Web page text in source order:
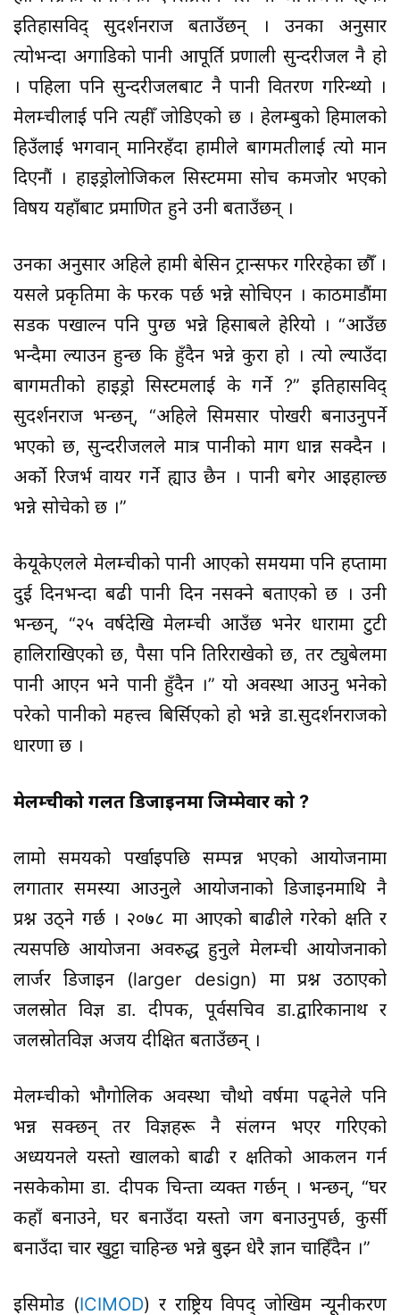
इतिहासविद् सुदर्शनराज बताउँछन् । उनका अनुसार
त्योभन्दा अगाडिको पानी आपूर्ति प्रणाली सुन्दरीजल नै हो
। पहिला पनि सुन्दरीजलबाट नै पानी वितरण गरिन्थ्यो ।
मेलम्चीलाई पनि त्यहीँ जोडिएको छ । हेलम्बुको हिमालको
हिउँलाई भगवान् मानिरहँदा हामीले बागमतीलाई त्यो मान
दिएनौं । हाइड्रोलोजिकल सिस्टममा सोच कमजोर भएको
विषय यहाँबाट प्रमाणित हुने उनी बताउँछन् ।
उनका अनुसार अहिले हामी बेसिन ट्रान्सफर गरिरहेका छौँ ।
यसले प्रकृतिमा के फरक पर्छ भन्ने सोचिएन । काठमाडौंमा
सडक पखाल्न पनि पुग्छ भन्ने हिसाबले हेरियो । “आउँछ
भन्दैमा ल्याउन हुन्छ कि हुँदैन भन्ने कुरा हो । त्यो ल्याउँदा
बागमतीको हाइड्रो सिस्टमलाई के गर्ने ?” इतिहासविद्
सुदर्शनराज भन्छन्, “अहिले सिमसार पोखरी बनाउनुपर्ने
भएको छ, सुन्दरीजलले मात्र पानीको माग धान्न सक्दैन ।
अर्को रिजर्भ वायर गर्ने ह्याउ छैन । पानी बगेर आइहाल्छ
भन्ने सोचेको छ ।”
केयूकेएलले मेलम्चीको पानी आएको समयमा पनि हप्तामा
दुई दिनभन्दा बढी पानी दिन नसक्ने बताएको छ । उनी
भन्छन्, “२५ वर्षदेखि मेलम्ची आउँछ भनेर धारामा टुटी
हालिराखिएको छ, पैसा पनि तिरिराखेको छ, तर ट्युबेलमा
पानी आएन भने पानी हुँदैन ।” यो अवस्था आउनु भनेको
परेको पानीको महत्त्व बिर्सिएको हो भन्ने डा.सुदर्शनराजको
धारणा छ ।
मेलम्चीको गलत डिजाइनमा जिम्मेवार को ?
लामो समयको पर्खाइपछि सम्पन्न भएको आयोजनामा
लगातार समस्या आउनुले आयोजनाको डिजाइनमाथि नै
प्रश्न उठ्ने गर्छ । २०७८ मा आएको बाढीले गरेको क्षति र
त्यसपछि आयोजना अवरुद्ध हुनुले मेलम्ची आयोजनाको
लार्जर डिजाइन (larger design) मा प्रश्न उठाएको
जलस्रोत विज्ञ डा. दीपक, पूर्वसचिव डा.द्वारिकानाथ र
जलस्रोतविज्ञ अजय दीक्षित बताउँछन् ।
मेलम्चीको भौगोलिक अवस्था चौथो वर्षमा पढ्नेले पनि
भन्न सक्छन् तर विज्ञहरू नै संलग्न भएर गरिएको
अध्ययनले यस्तो खालको बाढी र क्षतिको आकलन गर्न
नसकेकोमा डा. दीपक चिन्ता व्यक्त गर्छन् । भन्छन्, “घर
कहाँ बनाउने, घर बनाउँदा यस्तो जग बनाउनुपर्छ, कुर्सी
बनाउँदा चार खुट्टा चाहिन्छ भन्ने बुझ्न धेरै ज्ञान चाहिँदैन ।”
इसिमोड (ICIMOD) र राष्ट्रिय विपद् जोखिम न्यूनीकरण